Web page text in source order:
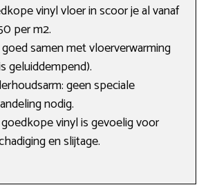
vinyl vloer in scoor je al vanaf
per m2.
samen met vloerverwarming
geluiddempend).
geen speciale
nodig.
vinyl is gevoelig voor
en slijtage.